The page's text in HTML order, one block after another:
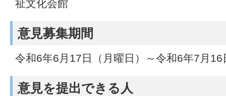
祉文化会館
意見募集期間
令和6年6月17日（月曜日）～令和6年7月
意見を提出できる人